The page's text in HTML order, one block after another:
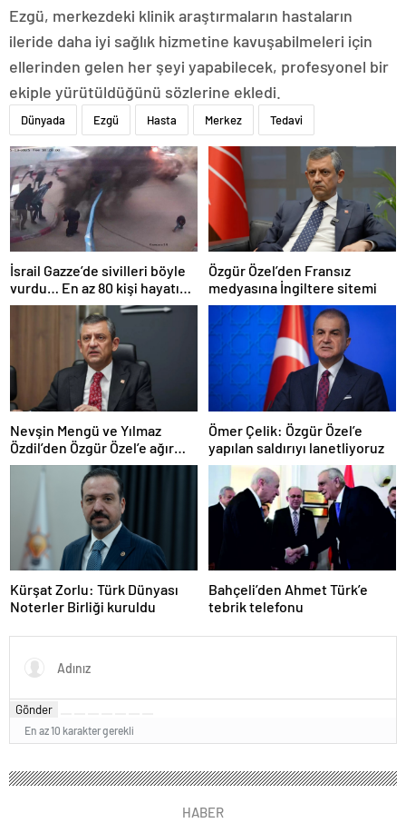
Ezgü, merkezdeki klinik araştırmaların hastaların
ileride daha iyi sağlık hizmetine kavuşabilmeleri için
ellerinden gelen her şeyi yapabilecek, profesyonel bir
ekiple yürütüldüğünü sözlerine ekledi.
Dünyada Ezgü Hasta Merkez Tedavi
İsrail Gazze’de sivilleri böyle
vurdu… En az 80 kişi hayatını
kaybetti
Özgür Özel’den Fransız
medyasına İngiltere sitemi
Nevşin Mengü ve Yılmaz
Özdil’den Özgür Özel’e ağır
eleştiriler
Ömer Çelik: Özgür Özel’e
yapılan saldırıyı lanetliyoruz
Kürşat Zorlu: Türk Dünyası
Noterler Birliği kuruldu
Bahçeli’den Ahmet Türk’e
tebrik telefonu
Gönder
En az 10 karakter gerekli
HABER